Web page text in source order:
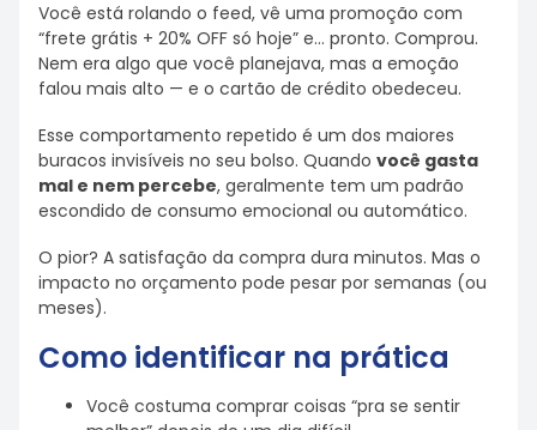
Você está rolando o feed, vê uma promoção com
“frete grátis + 20% OFF só hoje” e… pronto. Comprou.
Nem era algo que você planejava, mas a emoção
falou mais alto — e o cartão de crédito obedeceu.
Esse comportamento repetido é um dos maiores
buracos invisíveis no seu bolso. Quando você gasta
mal e nem percebe, geralmente tem um padrão
escondido de consumo emocional ou automático.
O pior? A satisfação da compra dura minutos. Mas o
impacto no orçamento pode pesar por semanas (ou
meses).
Como identificar na prática
Você costuma comprar coisas “pra se sentir